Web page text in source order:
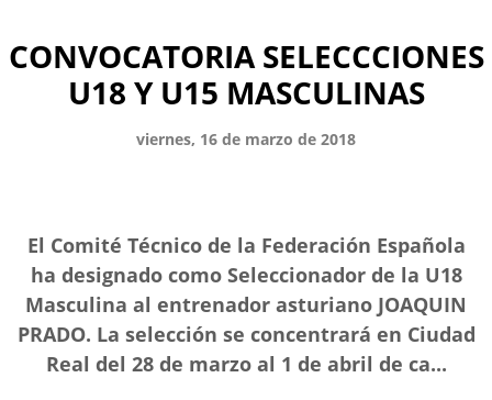
CONVOCATORIA SELECCCIONES
U18 Y U15 MASCULINAS
viernes, 16 de marzo de 2018
El Comité Técnico de la Federación Española
ha designado como Seleccionador de la U18
Masculina al entrenador asturiano JOAQUIN
PRADO. La selección se concentrará en Ciudad
Real del 28 de marzo al 1 de abril de ca...